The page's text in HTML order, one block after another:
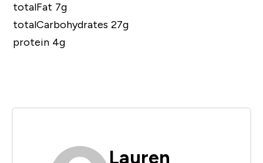
totalFat 7g
totalCarbohydrates 27g
protein 4g
Lauren